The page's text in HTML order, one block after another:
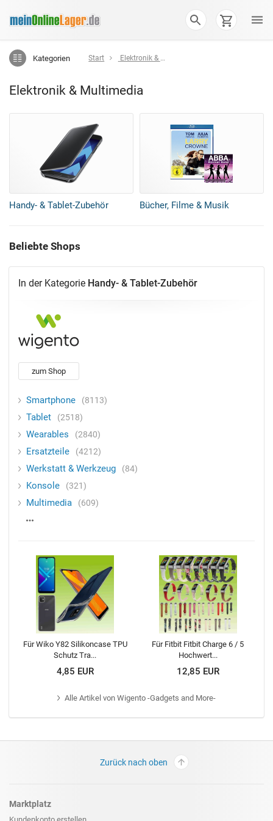
Kategorien Start Elektronik & Multimedia
Elektronik & Multimedia
Handy- & Tablet-Zubehör Bücher, Filme & Musik
Beliebte Shops
In der Kategorie Handy- & Tablet-Zubehör
zum Shop
Smartphone 8113
Tablet 2518
Wearables 2840
Ersatzteile 4212
Werkstatt & Werkzeug 84
Konsole 321
Multimedia 609
Für Wiko Y82 Silikoncase TPU
Schutz Tra...
4,85 EUR
Für Fitbit Fitbit Charge 6 / 5
Hochwert...
12,85 EUR
AlleArtikel von Wigento -Gadgets and More-
Zurück nach oben
Marktplatz